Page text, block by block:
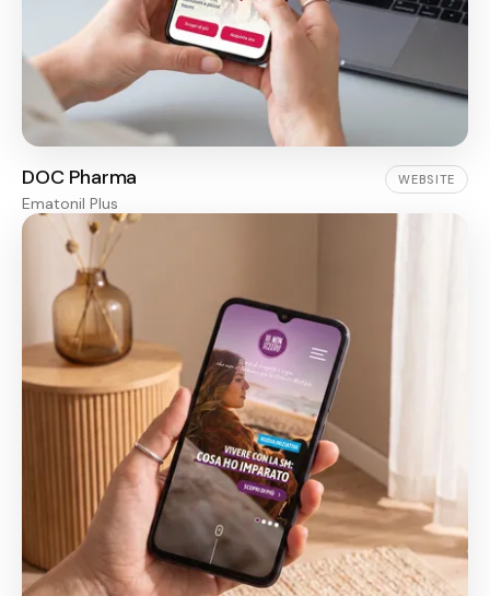
DOC Pharma
Ematonil Plus
WEBSITE